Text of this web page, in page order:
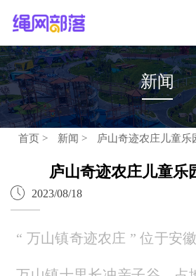
新闻
首页 > 新闻 > 庐山奇迹农庄儿童乐
庐山奇迹农庄儿童乐
 2023/08/18
“ 万山镇奇迹农庄 ” 位于安